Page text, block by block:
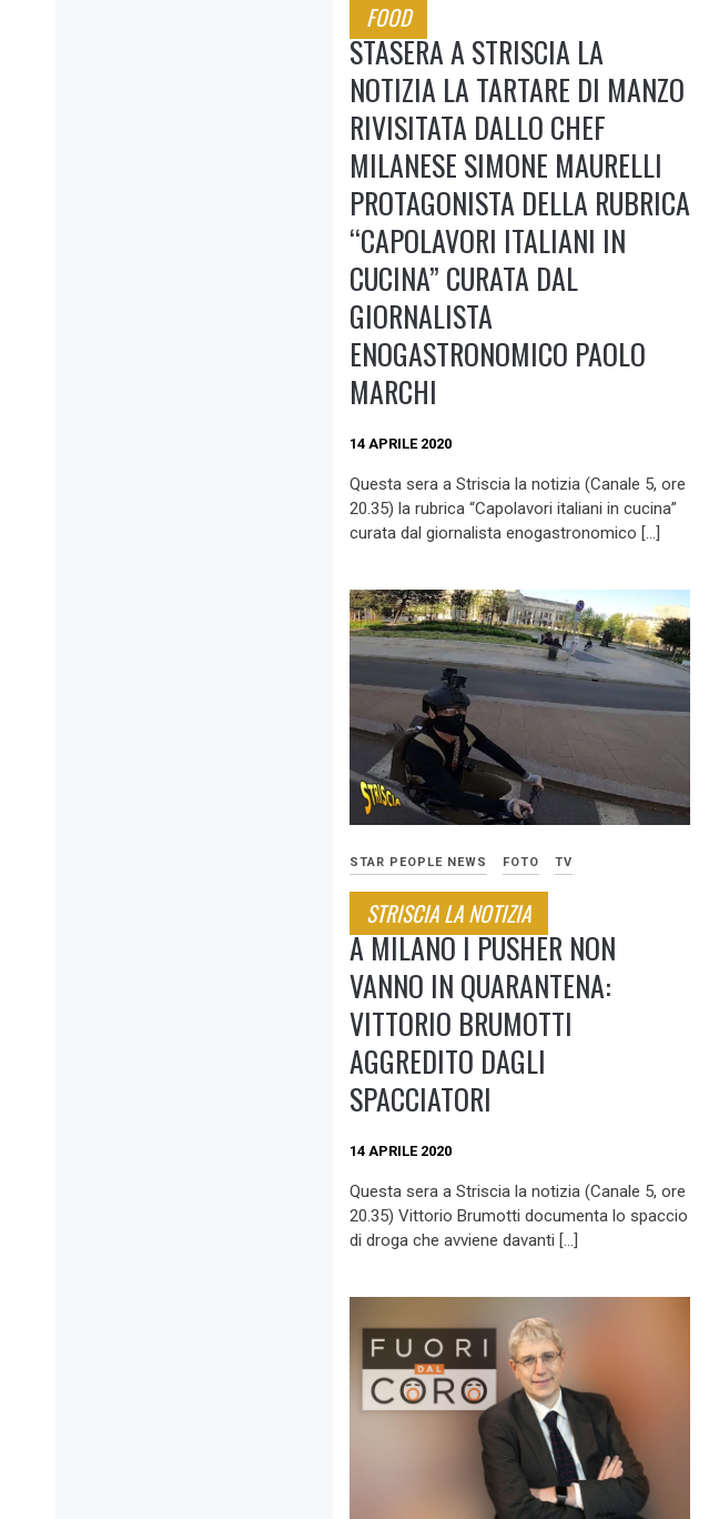
FOOD
STASERA A STRISCIA LA
NOTIZIA LA TARTARE DI MANZO
RIVISITATA DALLO CHEF
MILANESE SIMONE MAURELLI
PROTAGONISTA DELLA RUBRICA
“CAPOLAVORI ITALIANI IN
CUCINA” CURATA DAL
GIORNALISTA
ENOGASTRONOMICO PAOLO
MARCHI
14 APRILE 2020
Questa sera a Striscia la notizia (Canale 5, ore
20.35) la rubrica “Capolavori italiani in cucina”
curata dal giornalista enogastronomico […]
STAR PEOPLE NEWS FOTO TV
STRISCIA LA NOTIZIA
A MILANO I PUSHER NON
VANNO IN QUARANTENA:
VITTORIO BRUMOTTI
AGGREDITO DAGLI
SPACCIATORI
14 APRILE 2020
Questa sera a Striscia la notizia (Canale 5, ore
20.35) Vittorio Brumotti documenta lo spaccio
di droga che avviene davanti […]